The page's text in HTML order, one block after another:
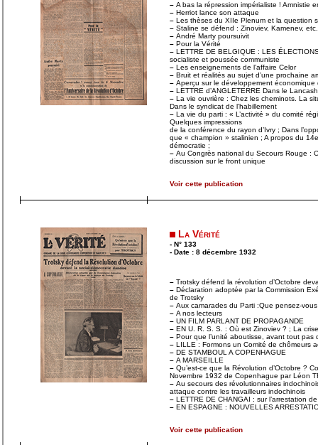
– A bas la répression impérialiste ! Amnistie
– Herriot lance son attaque
– Les thèses du XIIe Plenum et la question
– Staline se défend : Zinoviev, Kamenev,
– André Marty poursuivit
– Pour la Vérité
– LETTRE DE BELGIQUE : LES
socialiste et poussée communiste
– Les enseignements de l’affaire Celor
– Bruit et réalités au sujet d’une prochaine
– Aperçu sur le développement économique
– LETTRE d’ANGLETERRE Dans le
– La vie ouvrière : Chez les cheminots. La
Dans le syndicat de l’habillement
– La vie du parti : « L’activité » du comité
Quelques impressions
de la conférence du rayon d’Ivry ; Dans
que « champion » stalinien ; A propos du
démocratie ;
– Au Congrès national du Secours Rouge :
discussion sur le front unique
Voir cette publication
La Vérité
- N° 133
- Date : 8 décembre 1932
– Trotsky défend la révolution d’Octobre
– Déclaration adoptée par la Commission
de Trotsky
– Aux camarades du Parti :Que pensez-
– A nos lecteurs
– UN FILM PARLANT DE PROPAGANDE
– EN U. R. S. S. : Où est Zinoviev ? ; La
– Pour que l’unité aboutisse, avant tout pas
– LILLE : Formons un Comité de chômeurs
– DE STAMBOUL A COPENHAGUE
– A MARSEILLE
– Qu’est-ce que la Révolution d’Octobre ?
Novembre 1932 de Copenhague par Léon
– Au secours des révolutionnaires
attaque contre les travailleurs indochinois
– LETTRE DE CHANGAI : sur l’arrestation
– EN ESPAGNE : NOUVELLES
Voir cette publication